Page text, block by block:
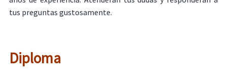
tus preguntas gustosamente.
Diploma